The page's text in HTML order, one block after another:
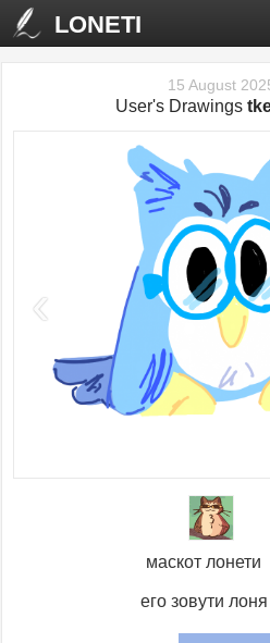
LONETI
15 August
User's Drawings
‹
маскот лонети
его зовути лоня